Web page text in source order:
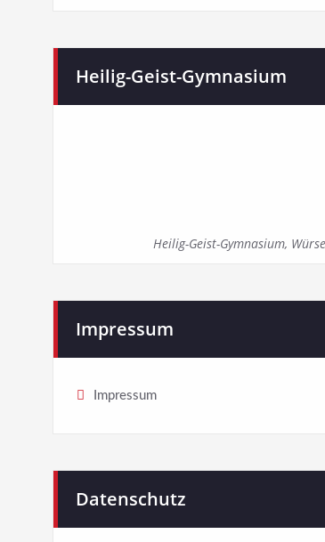
Heilig-Geist-Gymnasium
Heilig-Geist-Gymnasium,
Impressum
Impressum
Datenschutz